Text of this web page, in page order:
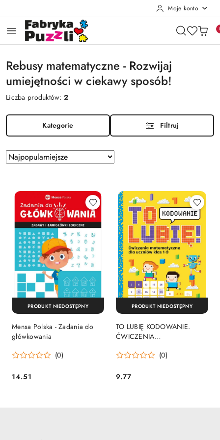
Moje konto
Rebusy matematyczne - Rozwijaj
umiejętności w ciekawy sposób!
Liczba produktów:2
Kategorie Filtruj
Zastosowano
sortowanie:
Sortuj
według
Mensa Polska - Zadania do
główkowania
(0)
Cena:
14.51
PRODUKT NIEDOSTĘPNY
TO LUBIĘ KODOWANIE.
ĆWICZENIA
UCZNIÓW KLAS 1-3
(0)
Cena:
9.77
PRODUKT NIEDOSTĘPNY